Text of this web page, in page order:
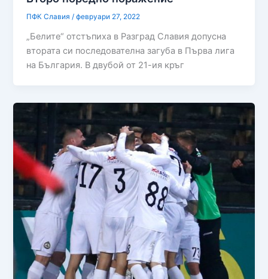
ПФК Славия/февруари 27, 2022
„Белите“ отстъпиха в Разград Славия допусна
втората си последователна загуба в Първа лига
на България. В двубой от 21-ия кръг